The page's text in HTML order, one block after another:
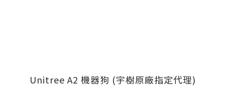
Unitree A2 機器狗 (宇樹原廠指定代理)